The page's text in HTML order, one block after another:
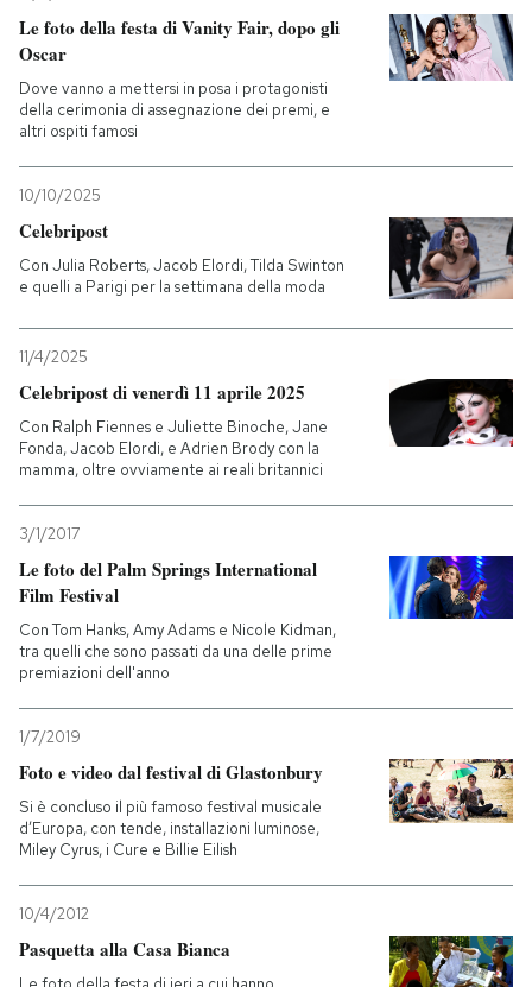
Le foto della festa di Vanity Fair, dopo gli
Oscar
Dove vanno a mettersi in posa i protagonisti
della cerimonia di assegnazione dei premi, e
altri ospiti famosi
10/10/2025
Celebripost
Con Julia Roberts, Jacob Elordi, Tilda Swinton
e quelli a Parigi per la settimana della moda
11/4/2025
Celebripost di venerdì 11 aprile 2025
Con Ralph Fiennes e Juliette Binoche, Jane
Fonda, Jacob Elordi, e Adrien Brody con la
mamma, oltre ovviamente ai reali britannici
3/1/2017
Le foto del Palm Springs International
Film Festival
Con Tom Hanks, Amy Adams e Nicole Kidman,
tra quelli che sono passati da una delle prime
premiazioni dell'anno
1/7/2019
Foto e video dal festival di Glastonbury
Si è concluso il più famoso festival musicale
d’Europa, con tende, installazioni luminose,
Miley Cyrus, i Cure e Billie Eilish
10/4/2012
Pasquetta alla Casa Bianca